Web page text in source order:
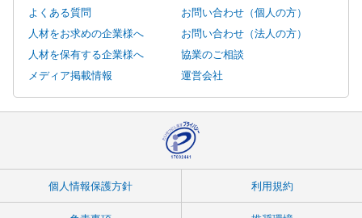
よくある質問
お問い合わせ（個人の方）
人材をお求めの企業様へ
お問い合わせ（法人の方）
人材を保有する企業様へ
協業のご相談
メディア掲載情報
運営会社
個人情報保護方針 利用規約